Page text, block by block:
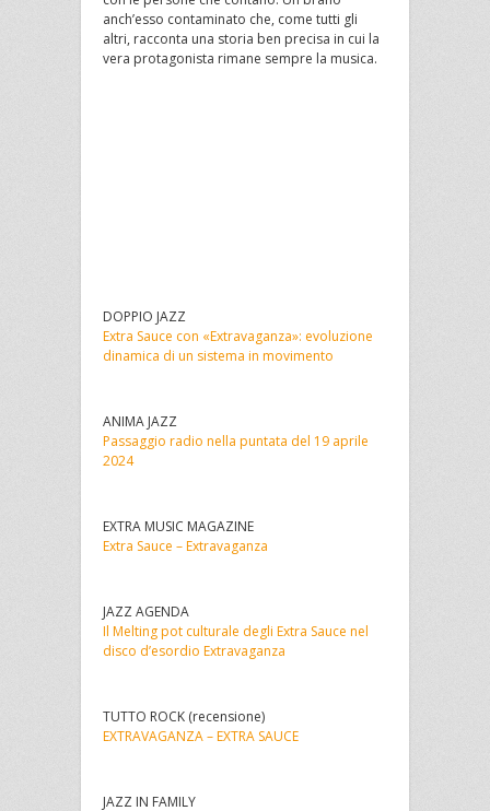
anch’esso contaminato che, come tutti gli
altri, racconta una storia ben precisa in cui la
vera protagonista rimane sempre la musica.
DOPPIO JAZZ
Extra Sauce con «Extravaganza»: evoluzione
dinamica di un sistema in movimento
ANIMA JAZZ
Passaggio radio nella puntata del 19 aprile
2024
EXTRA MUSIC MAGAZINE
Extra Sauce – Extravaganza
JAZZ AGENDA
Il Melting pot culturale degli Extra Sauce nel
disco d’esordio Extravaganza
TUTTO ROCK (recensione)
EXTRAVAGANZA – EXTRA SAUCE
JAZZ IN FAMILY